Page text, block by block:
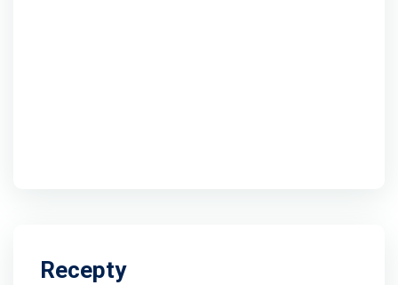
Recepty